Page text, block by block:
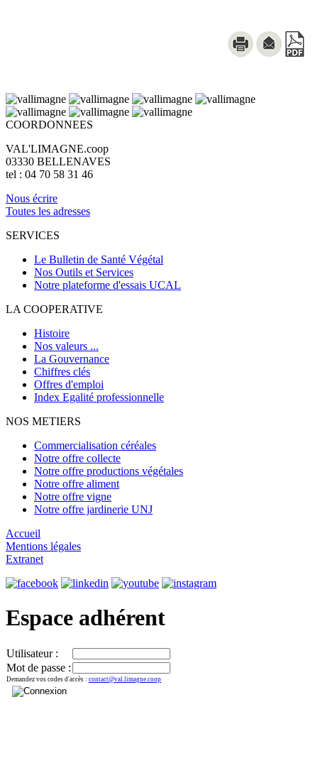
COORDONNEES
VAL'LIMAGNE.coop
03330 BELLENAVES
tel : 04 70 58 31 46
Nous écrire
Toutes les adresses
SERVICES
Le Bulletin de Santé Végétal
Nos Outils et Services
Notre plateforme d'essais UCAL
LA COOPERATIVE
Histoire
Nos valeurs ...
La Gouvernance
Chiffres clés
Offres d'emploi
Index Egalité professionnelle
NOS METIERS
Commercialisation céréales
Notre offre collecte
Notre offre productions végétales
Notre offre aliment
Notre offre vigne
Notre offre jardinerie UNJ
Accueil
Mentions légales
Extranet
Espace adhérent
Utilisateur :
Mot de passe :
Demandez vos codes d'accès : contact@val.limagne.coop